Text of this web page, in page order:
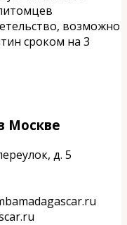
возможно
сроком на 3
Москве
д. 5